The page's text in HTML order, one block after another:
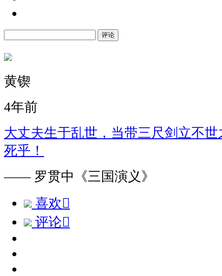
评论
黄锲
4年前
大丈夫生于乱世，当带三尺剑立不
死乎！
—— 罗贯中《三国演义》
喜欢
评论